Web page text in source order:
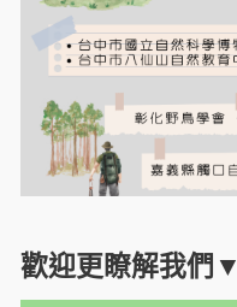
歡迎更瞭解我們▼